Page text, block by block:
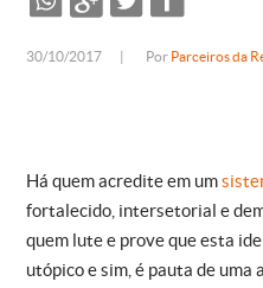
30/10/2017 Por Parceiros da
Há quem acredite em um
fortalecido, intersetorial e
quem lute e prove que esta
utópico e sim, é pauta de